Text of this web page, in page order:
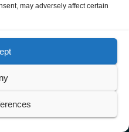
may adversely affect certain